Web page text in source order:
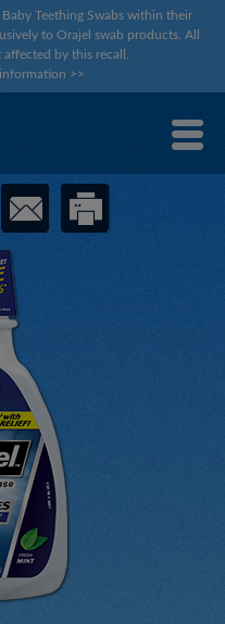
Teething Swabs within their
to Orajel swab products. All
by this recall.
>>